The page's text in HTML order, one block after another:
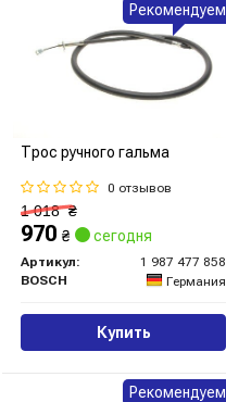
Трос ручного гальма
0 отзывов
1 018₴
970 ₴ сегодня
Артикул:
1 987 477 858
BOSCH
Германия
Купить
Рекомендуем
Рекомендуем